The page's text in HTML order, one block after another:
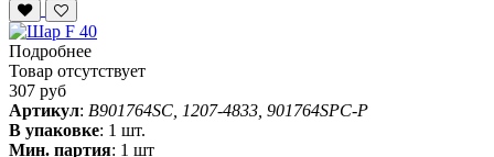
Подробнее
Товар отсутствует
307 руб
Артикул: B901764SC, 1207-4833, 901764SPC-P
В упаковке: 1 шт.
Мин. партия: 1 шт